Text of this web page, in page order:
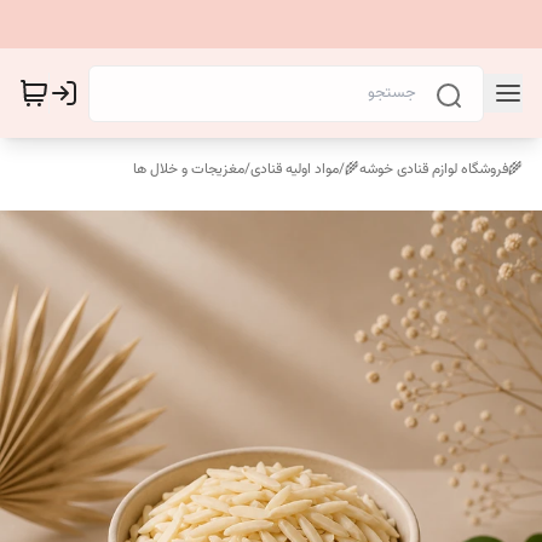
🌾فروشگاه لوازم قنادی خوشه🌾/مواد اولیه قنادی/مغزیجات و خلال ها